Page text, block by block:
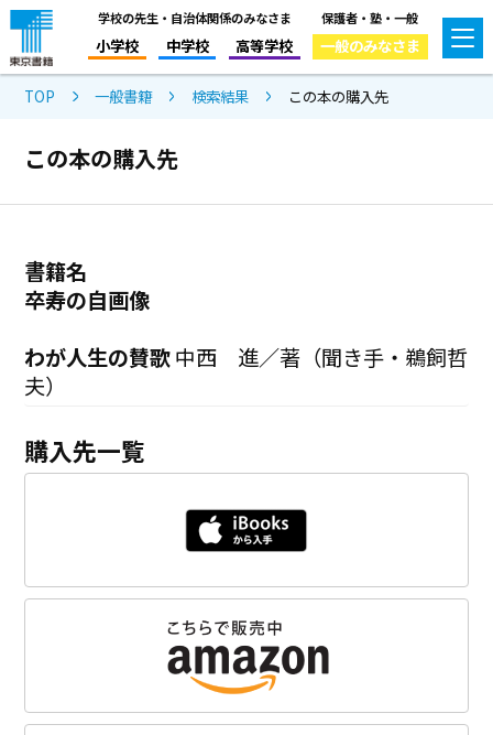
学校の先生・自治体関係のみなさま
小学校 中学校 高等学校
保護者・塾・一般
一般のみなさま
TOP 一般書籍 検索結果 この本の購入先
この本の購入先
書籍名
卒寿の自画像
わが人生の賛歌中西 進／著（聞き手・鵜飼哲
夫）
購入先一覧